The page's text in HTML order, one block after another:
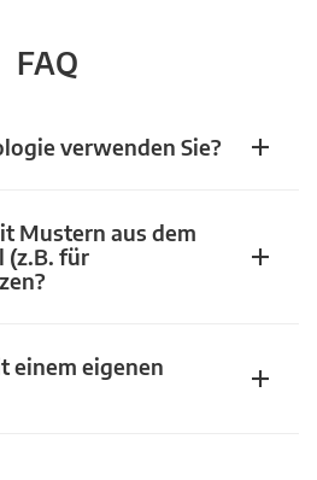
FAQ
verwenden Sie?
Mustern aus dem
(z.B. für
einem eigenen